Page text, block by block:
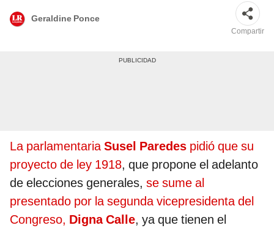
Geraldine Ponce
Compartir
La parlamentariaSusel Paredes pidió que su
proyecto de ley 1918, que propone el adelanto
de elecciones generales, se sume al
presentado por la segunda vicepresidenta del
Congreso, Digna Calle, ya que tienen el